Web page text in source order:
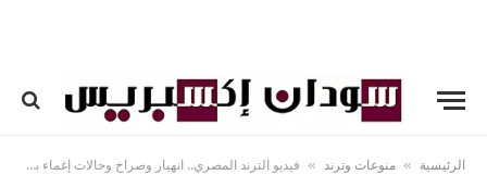
الرئيسية » منوعات وترند » فيديو الترند المصري.. انهيار وصراخ وحالات إغماء بعد امتحان الكيمياء في الثانوية العامة